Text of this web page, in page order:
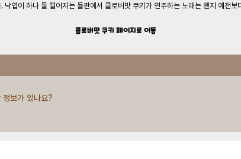
엽이 하나 둘 떨어지는 들판에서 클로버맛 쿠키가 연주하는 노래는 왠지 예전보
클로버맛 쿠키 페이지로 이동
정보가 있나요?